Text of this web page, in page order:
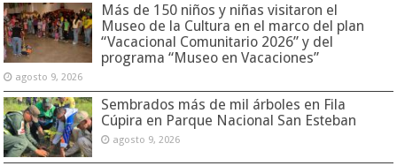
Más de 150 niños y niñas visitaron el
Museo de la Cultura en el marco del plan
“Vacacional Comunitario 2026” y del
programa “Museo en Vacaciones”
agosto 9, 2026
Sembrados más de mil árboles en Fila
Cúpira en Parque Nacional San Esteban
agosto 9, 2026